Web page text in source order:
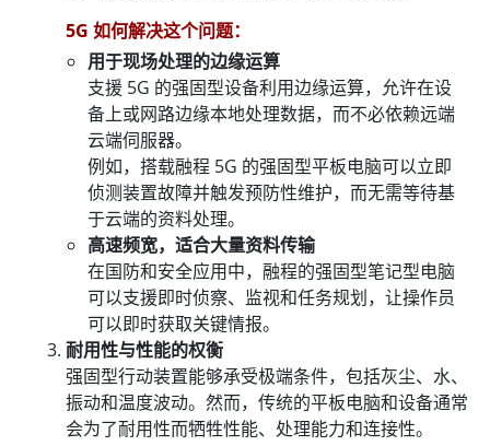
5G 如何解决这个问题：
用于现场处理的边缘运算
支援 5G 的强固型设备利用边缘运算，允许在设
备上或网路边缘本地处理数据，而不必依赖远端
云端伺服器。
例如，搭载融程 5G 的强固型平板电脑可以立即
侦测装置故障并触发预防性维护，而无需等待基
于云端的资料处理。
高速频宽，适合大量资料传输
在国防和安全应用中，融程的强固型笔记型电脑
可以支援即时侦察、监视和任务规划，让操作员
可以即时获取关键情报。
耐用性与性能的权衡
强固型行动装置能够承受极端条件，包括灰尘、水、
振动和温度波动。然而，传统的平板电脑和设备通常
会为了耐用性而牺牲性能、处理能力和连接性。